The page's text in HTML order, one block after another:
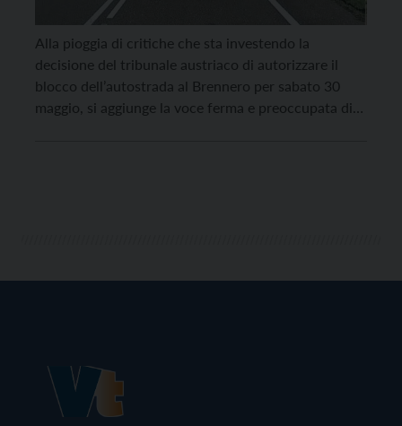
Alla pioggia di critiche che sta investendo la
decisione del tribunale austriaco di autorizzare il
blocco dell’autostrada al Brennero per sabato 30
maggio, si aggiunge la voce ferma e preoccupata di